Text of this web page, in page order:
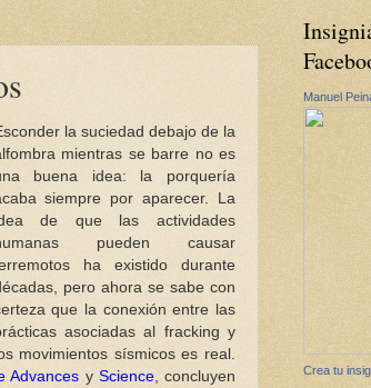
la suciedad debajo de la
mientras se barre no es
buena idea: la porquería
siempre por aparecer. La
de que las actividades
pueden causar
ha existido durante
pero ahora se sabe con
que la conexión entre las
asociadas al fracking y
movimientos sísmicos es real.
Advances y Science, concluyen
Manuel
Crea tu